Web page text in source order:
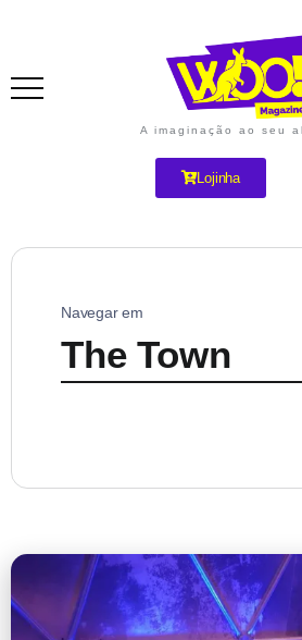
A imaginação ao seu
Lojinha
Navegar em
The Town